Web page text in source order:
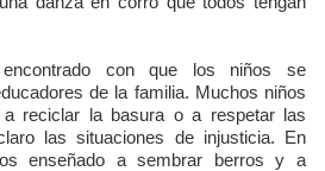
con que los niños se
de la familia. Muchos niños
reciclar la basura o a respetar las
las situaciones de injusticia. En
enseñado a sembrar berros y a